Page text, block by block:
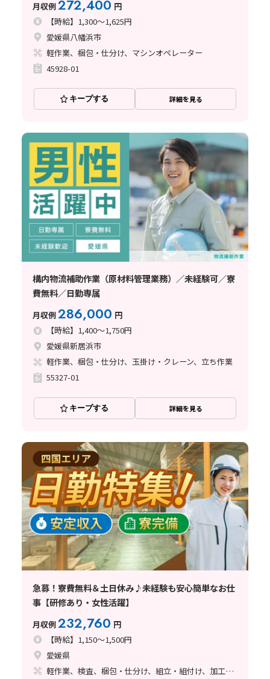
月収例272,400 円
【時給】1,300～1,625円
愛媛県八幡浜市
軽作業、梱包・仕分け、マシンオペレーター
45928-01
キープする 詳細を見る
構内物流補助作業（原材料管理業務）／未経験可／寮
費無料／日勤専属
月収例286,000 円
【時給】1,400～1,750円
愛媛県新居浜市
軽作業、梱包・仕分け、玉掛け・クレーン、立ち作業
55327-01
キープする 詳細を見る
急募！寮費無料＆土日休み♪未経験も安心簡単なお仕
事【研修あり・女性活躍】
月収例232,760 円
【時給】1,150～1,500円
愛媛県
軽作業、検査、梱包・仕分け、組立・組付け、加工、マシンオペレーター、クリーンルーム、清掃・洗浄、ライン作業、立ち作業